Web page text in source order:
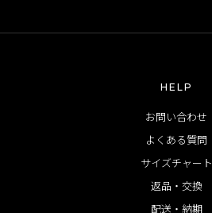
HELP
お問い合わせ
よくある質問
サイズチャート
返品・交換
配送・納期